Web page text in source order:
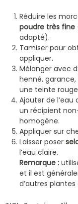
Réduire les
poudre très fine
adapté).
Tamiser pour
appliquer.
Mélanger avec
henné,
une teinte
Ajouter de
un récipient
homogène.
Appliquer sur
Laisser poser
l’eau claire.
Remarque :
et il est
d’autres